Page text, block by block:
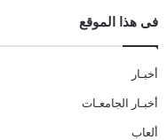
فى هذا الموقع
أخبـار
أخبـار الجامعـات
ألعاب